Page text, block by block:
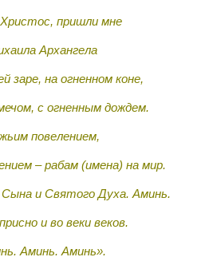
пришли мне
Архангела
заре, на огненном коне,
с огненным дождем.
повелением,
– рабам (имена) на мир.
и Святого Духа. Аминь.
и во веки веков.
Аминь. Аминь».